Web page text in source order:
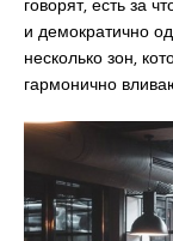
и демократично
несколько зон,
гармонично